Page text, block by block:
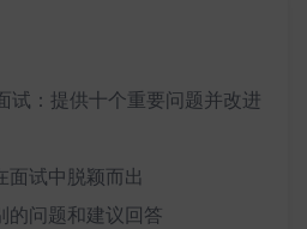
试：提供十个重要问题并改进
面试中脱颖而出
的问题和建议回答